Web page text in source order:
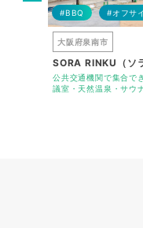
#BBQ #オフサ
大阪府泉南市
SORA RINKU（ソ
公共交通機関で集合で
議室・天然温泉・サウ